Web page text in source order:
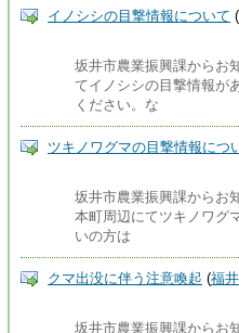
イノシシの目撃情報について (
坂井市農業振興課からお
てイノシシの目撃情報が
ください。な
ツキノワグマの目撃情報につ
坂井市農業振興課からお
本町周辺にてツキノワグ
いの方は
クマ出没に伴う注意喚起 (福
坂井市農業振興課からお